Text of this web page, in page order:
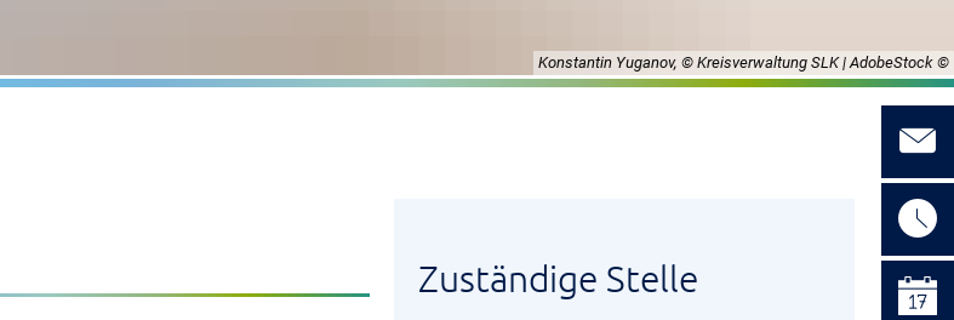
Konstantin Yuganov, © Kreisverwaltung SLK | AdobeStock
Zuständige Stelle